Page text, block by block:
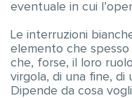
eventuale in cui
Le interruzioni
elemento che
che, forse, il loro
virgola, di una fine, di
Dipende da cosa